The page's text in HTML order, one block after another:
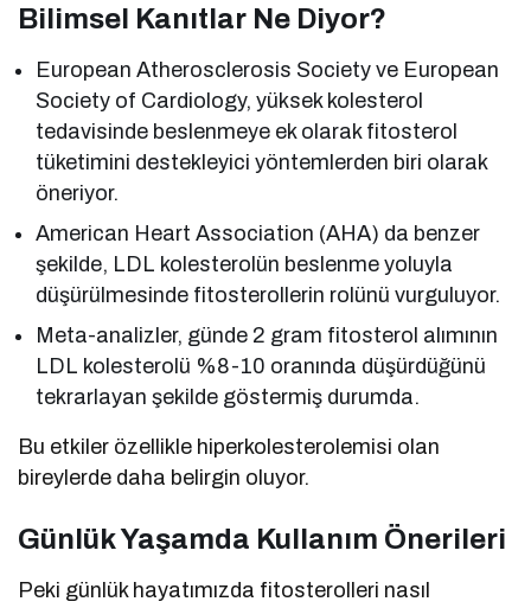
Bilimsel Kanıtlar Ne Diyor?
European Atherosclerosis Society ve European
Society of Cardiology, yüksek kolesterol
tedavisinde beslenmeye ek olarak fitosterol
tüketimini destekleyici yöntemlerden biri olarak
öneriyor.
American Heart Association (AHA) da benzer
şekilde, LDL kolesterolün beslenme yoluyla
düşürülmesinde fitosterollerin rolünü vurguluyor.
Meta-analizler, günde 2 gram fitosterol alımının
LDL kolesterolü %8-10 oranında düşürdüğünü
tekrarlayan şekilde göstermiş durumda.
Bu etkiler özellikle hiperkolesterolemisi olan
bireylerde daha belirgin oluyor.
Günlük Yaşamda Kullanım Önerileri
Peki günlük hayatımızda fitosterolleri nasıl